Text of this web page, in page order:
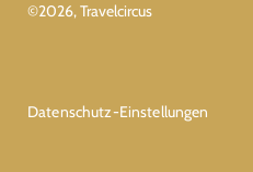
©2026, Travelcircus
Datenschutz-Einstellungen